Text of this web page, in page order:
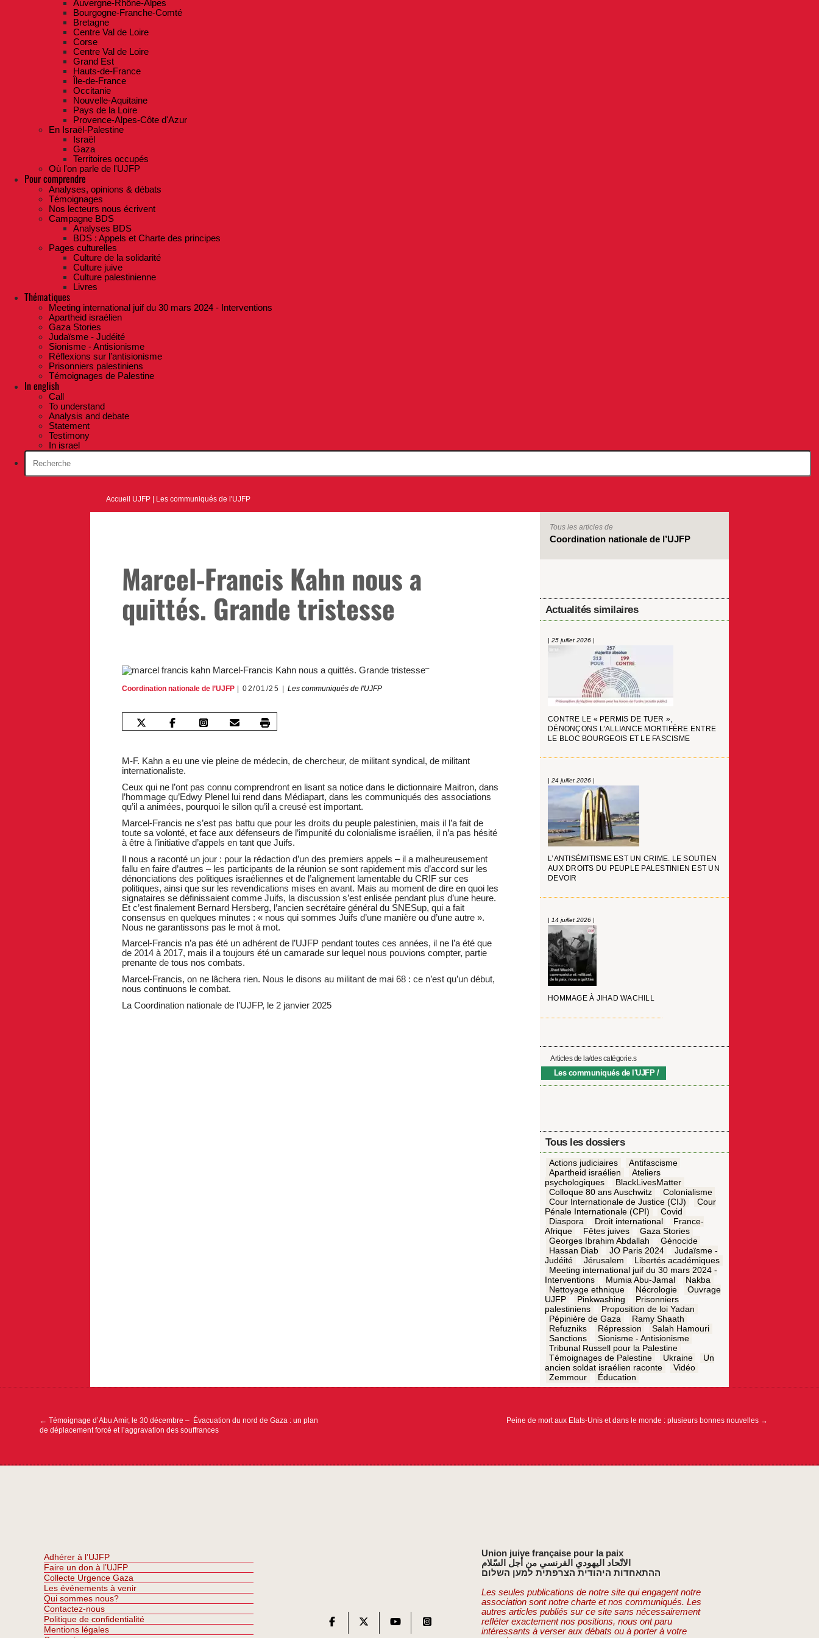
Auvergne-Rhône-Alpes
Bourgogne-Franche-Comté
Bretagne
Centre Val de Loire
Corse
Centre Val de Loire
Grand Est
Hauts-de-France
Île-de-France
Occitanie
Nouvelle-Aquitaine
Pays de la Loire
Provence-Alpes-Côte d'Azur
En Israël-Palestine
Israël
Gaza
Territoires occupés
Où l'on parle de l'UJFP
Pour comprendre
Analyses, opinions & débats
Témoignages
Nos lecteurs nous écrivent
Campagne BDS
Analyses BDS
BDS : Appels et Charte des principes
Pages culturelles
Culture de la solidarité
Culture juive
Culture palestinienne
Livres
Thématiques
Meeting international juif du 30 mars 2024 - Interventions
Apartheid israélien
Gaza Stories
Judaïsme - Judéité
Sionisme - Antisionisme
Réflexions sur l’antisionisme
Prisonniers palestiniens
Témoignages de Palestine
In english
Call
To understand
Analysis and debate
Statement
Testimony
In israel
Accueil UJFP Les communiqués de l'UJFP
Marcel-Francis Kahn nous a
quittés. Grande tristesse
Coordination nationale de l’UJFP 02/01/25 Les communiqués de l'UJFP
M-F. Kahn a eu une vie pleine de médecin, de chercheur, de militant syndical, de militant
internationaliste.
Ceux qui ne l’ont pas connu comprendront en lisant sa notice dans le dictionnaire Maitron, dans
l’hommage qu’Edwy Plenel lui rend dans Médiapart, dans les communiqués des associations
qu’il a animées, pourquoi le sillon qu’il a creusé est important.
Marcel-Francis ne s’est pas battu que pour les droits du peuple palestinien, mais il l’a fait de
toute sa volonté, et face aux défenseurs de l’impunité du colonialisme israélien, il n’a pas hésité
à être à l’initiative d’appels en tant que Juifs.
Il nous a raconté un jour : pour la rédaction d’un des premiers appels – il a malheureusement
fallu en faire d’autres – les participants de la réunion se sont rapidement mis d’accord sur les
dénonciations des politiques israéliennes et de l’alignement lamentable du CRIF sur ces
politiques, ainsi que sur les revendications mises en avant. Mais au moment de dire en quoi les
signataires se définissaient comme Juifs, la discussion s’est enlisée pendant plus d’une heure.
Et c’est finalement Bernard Hersberg, l’ancien secrétaire général du SNESup, qui a fait
consensus en quelques minutes : « nous qui sommes Juifs d’une manière ou d’une autre ».
Nous ne garantissons pas le mot à mot.
Marcel-Francis n’a pas été un adhérent de l’UJFP pendant toutes ces années, il ne l’a été que
de 2014 à 2017, mais il a toujours été un camarade sur lequel nous pouvions compter, partie
prenante de tous nos combats.
Marcel-Francis, on ne lâchera rien. Nous le disons au militant de mai 68 : ce n’est qu’un début,
nous continuons le combat.
La Coordination nationale de l’UJFP, le 2 janvier 2025
Tous les articles de
Coordination nationale de l’UJFP
Actualités similaires
| 25 juillet 2026 |
CONTRE LE « PERMIS DE TUER »,
DÉNONÇONS L’ALLIANCE MORTIFÈRE ENTRE
LE BLOC BOURGEOIS ET LE FASCISME
| 24 juillet 2026 |
L’ANTISÉMITISME EST UN CRIME. LE SOUTIEN
AUX DROITS DU PEUPLE PALESTINIEN EST UN
DEVOIR
| 14 juillet 2026 |
HOMMAGE À JIHAD WACHILL
Articles de la/des catégorie.s
Les communiqués de l'UJFP
Tous les dossiers
Actions judiciaires
Antifascisme
Apartheid israélien
Ateliers
psychologiques
BlackLivesMatter
Colloque 80 ans Auschwitz
Colonialisme
Cour Internationale de Justice (CIJ)
Cour
Pénale Internationale (CPI)
Covid
Diaspora
Droit international
France-
Afrique
Fêtes juives
Gaza Stories
Georges Ibrahim Abdallah
Génocide
Hassan Diab
JO Paris 2024
Judaïsme -
Judéité
Jérusalem
Libertés académiques
Meeting international juif du 30 mars 2024 -
Interventions
Mumia Abu-Jamal
Nakba
Nettoyage ethnique
Nécrologie
Ouvrage
UJFP
Pinkwashing
Prisonniers
palestiniens
Proposition de loi Yadan
Pépinière de Gaza
Ramy Shaath
Refuzniks
Répression
Salah Hamouri
Sanctions
Sionisme - Antisionisme
Tribunal Russell pour la Palestine
Témoignages de Palestine
Ukraine
Un
ancien soldat israélien raconte
Vidéo
Zemmour
Éducation
Navigation
l’article
← Témoignage d’Abu Amir, le 30 décembre – Évacuation du nord de Gaza : un plan
de déplacement forcé et l’aggravation des souffrances
Peine de mort aux Etats-Unis et dans le monde : plusieurs bonnes nouvelles →
Adhérer à l’UJFP
Faire un don à l’UJFP
Collecte Urgence Gaza
Les événements à venir
Qui sommes nous?
Contactez-nous
Politique de confidentialité
Mentions légales
Union juive française pour la paix
الاتّحاد اليهودي الفرنسي من أجل السّلام
ההתאחדות היהודית הצרפתית למען השלום
Les seules publications de notre site qui engagent notre
association sont notre charte et nos communiqués. Les
autres articles publiés sur ce site sans nécessairement
refléter exactement nos positions, nous ont paru
intéressants à verser aux débats ou à porter à votre